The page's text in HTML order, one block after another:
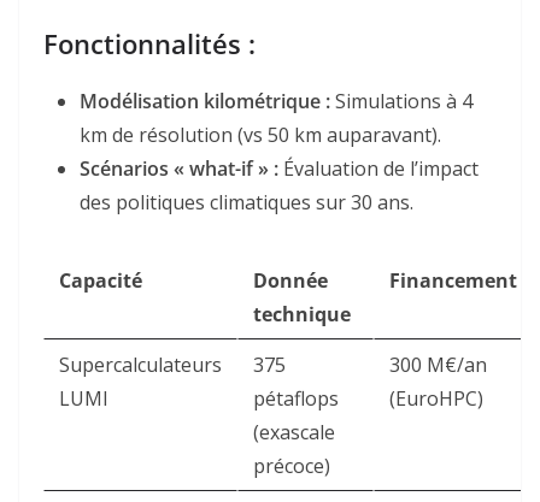
Fonctionnalités :
Modélisation kilométrique :Simulations à 4
km de résolution (vs 50 km auparavant).
Scénarios « what-if » : Évaluation de l’impact
des politiques climatiques sur 30 ans.
Capacité
Donnée
technique
Financement
Supercalculateurs
LUMI
375
pétaflops
(exascale
précoce)
300 M€/an
(EuroHPC)